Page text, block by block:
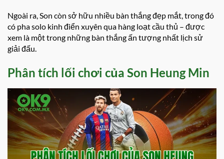
Ngoài ra, Son còn sở hữu nhiều bàn thắng đẹp mắt, trong đó
có pha solo kinh điển xuyên qua hàng loạt cầu thủ – được
xem là một trong những bàn thắng ấn tượng nhất lịch sử
giải đấu.
Phân tích lối chơi của Son Heung Min